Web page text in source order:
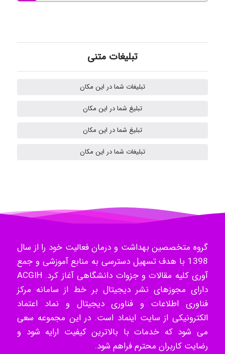
Hossein Znd
k.aryan
ilhan200
Radman Amini
تبلیغات متنی
تبلیغات شما در این مکان
تبلیغ شما در این مکان
تبلیغ شما در این مکان
تبلیغات شما در این مکان
گروه متخصصین بهداشت و درمان فعالیت خود را از سال
1398 با هدف تسهیل دسترسی به منابع آموزشی و جمع
آوری کلیه مقالات و جزوات دانشگاهی آغاز کرد. ACGIH
دارای مجوزهای نشر دیجیتال بر خط از سامانه مرکز
فناوری اطلاعات و فناوری دیجیتال و نماد اعتماد
الکترونیکی از سایت اینماد است. در این مجموعه سعی
می شود که خدمات با بالاترین کیفیت ارایه شود و
رضایت کاربران محترم فراهم شود.